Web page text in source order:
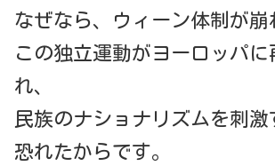
なぜなら、ウィーン体制が崩
この独立運動がヨーロッパに
れ、
民族のナショナリズムを刺激
恐れたからです。